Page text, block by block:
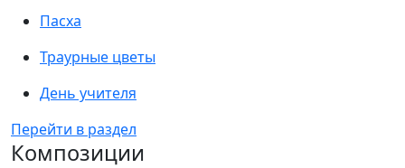
Пасха
Траурные цветы
День учителя
Перейти в раздел
Композиции